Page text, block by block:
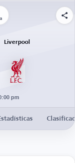
Liverpool
pm